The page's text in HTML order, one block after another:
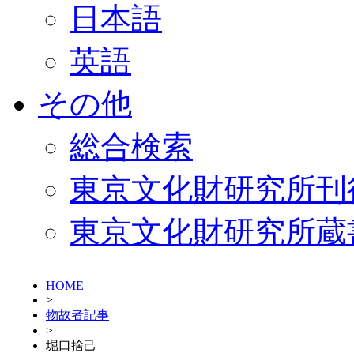
日本語
英語
その他
総合検索
東京文化財研究所
東京文化財研究所
HOME
>
物故者記事
>
堀口捨己